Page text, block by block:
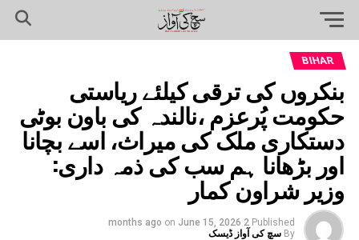
BIHAR
بنکروں کی ترقی کیلئے ریاستی
حکومت پُرعزم ،نالندہ کی باون بوٹی
دستکاری ملک کی میراث، اسے بچانا
اور بڑھانا ہم سب کی ذمہ داری:
وزیر شراون کمار
Published
2 months ago
on June 15, 2026
By سچ کی آواز ڈیسک